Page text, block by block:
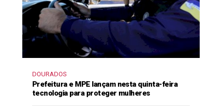
DOURADOS
Prefeitura e MPE lançam nesta quinta-feira
tecnologia para proteger mulheres